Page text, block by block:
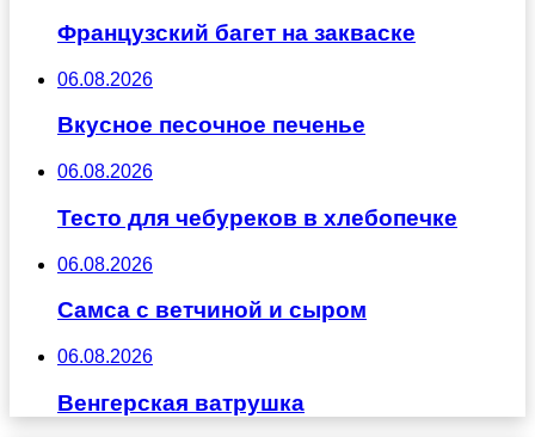
Французский багет на закваске
06.08.2026
Вкусное песочное печенье
06.08.2026
Тесто для чебуреков в хлебопечке
06.08.2026
Самса с ветчиной и сыром
06.08.2026
Венгерская ватрушка